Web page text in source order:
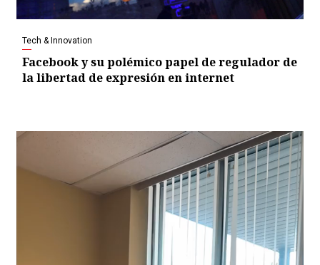
Tech & Innovation
Facebook y su polémico papel de regulador de
la libertad de expresión en internet
Video